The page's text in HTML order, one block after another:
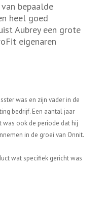
bepaalde
heel goed
Aubrey een grote
eigenaren
was en zijn vader in de
bedrijf. Een aantal jaar
was ook de periode dat hij
in de groei van Onnit.
wat specifiek gericht was